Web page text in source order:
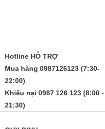
Hotline HỖ TRỢ
Mua hàng 0987126123 (7:30-
22:00)
Khiếu nại 0987 126 123 (8:00 -
21:30)